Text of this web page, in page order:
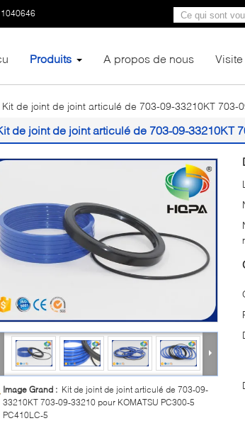
Produits A propos de nous
Kit de joint de joint articulé de 703-09-33210KT 703-
de joint de joint articulé de 703-09-33210KT
Image Grand : Kit de joint de joint articulé de 703-09-
33210KT 703-09-33210 pour KOMATSU PC300-5
PC410LC-5